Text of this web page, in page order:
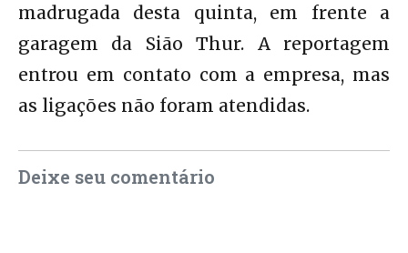
madrugada desta quinta, em frente a
garagem da Sião Thur. A reportagem
entrou em contato com a empresa, mas
as ligações não foram atendidas.
Deixe seu comentário